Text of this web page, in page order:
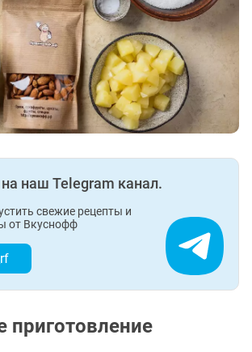
наш Telegram канал.
свежие рецепты и
от Вкуснофф
приготовление